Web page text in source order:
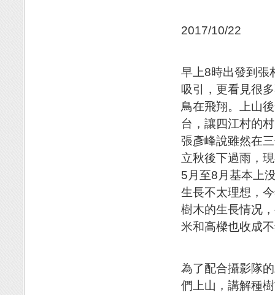
2017/10/22
早上8時出發到張
吸引，更看見很
鳥在飛翔。上山
台，讓四江村的
張彥峰說雖然在
立秋後下過雨，
5月至8月基本上
生長不太理想，
樹木的生長情况
米和高樑也收成
為了配合攝影隊
們上山，講解種